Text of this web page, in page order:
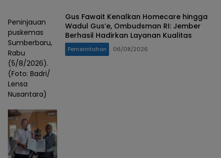
Peninjauan
puskemas
Sumberbaru,
Rabu
(5/8/2026).
(Foto: Badri/
Lensa
Nusantara)
Gus Fawait Kenalkan Homecare hingga
Wadul Gus’e, Ombudsman RI: Jember
Berhasil Hadirkan Layanan Kualitas
Pemerintahan 06/08/2026